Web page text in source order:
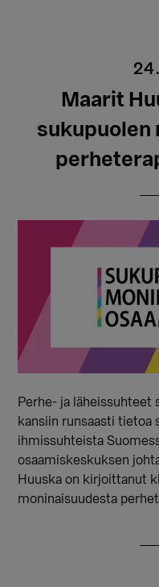
Maarit
sukupuolen
Perhe- ja läheissuhteet
kansiin runsaasti tietoa
ihmissuhteista
osaamiskeskuksen
Huuska on kirjoittanut
moninaisuudesta